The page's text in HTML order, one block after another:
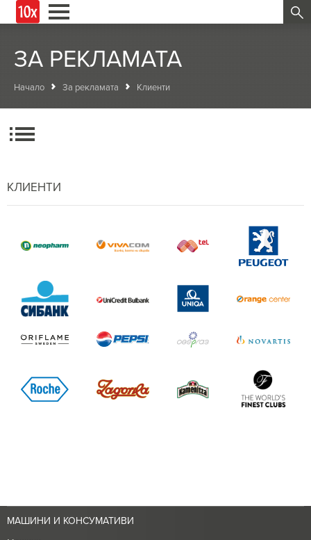
ЗА РЕКЛАМАТА
Начало За рекламата Клиенти
КЛИЕНТИ
МАШИНИ И КОНСУМАТИВИ